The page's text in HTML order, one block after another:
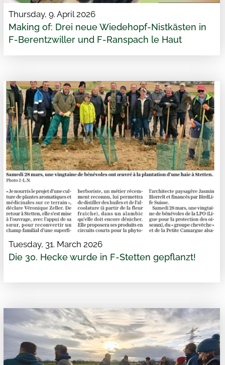
Thursday, 9. April 2026
Making of: Drei neue Wiedehopf-Nistkästen in
F-Berentzwiller und F-Ranspach le Haut
Tuesday, 31. March 2026
Die 30. Hecke wurde in F-Stetten gepflanzt!